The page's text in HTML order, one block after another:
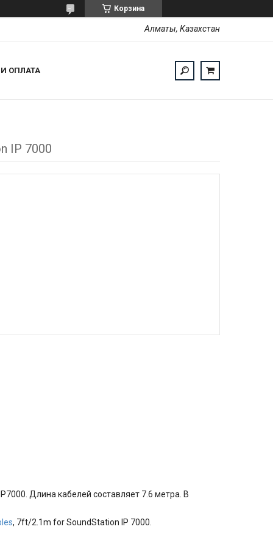
Корзина
Алматы, Казахстан
ОПЛАТА
IP 7000
Длина кабелей составляет 7.6 метра. В
, 7ft/2.1m for SoundStation IP 7000.